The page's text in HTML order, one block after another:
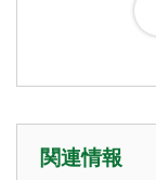
関連情報